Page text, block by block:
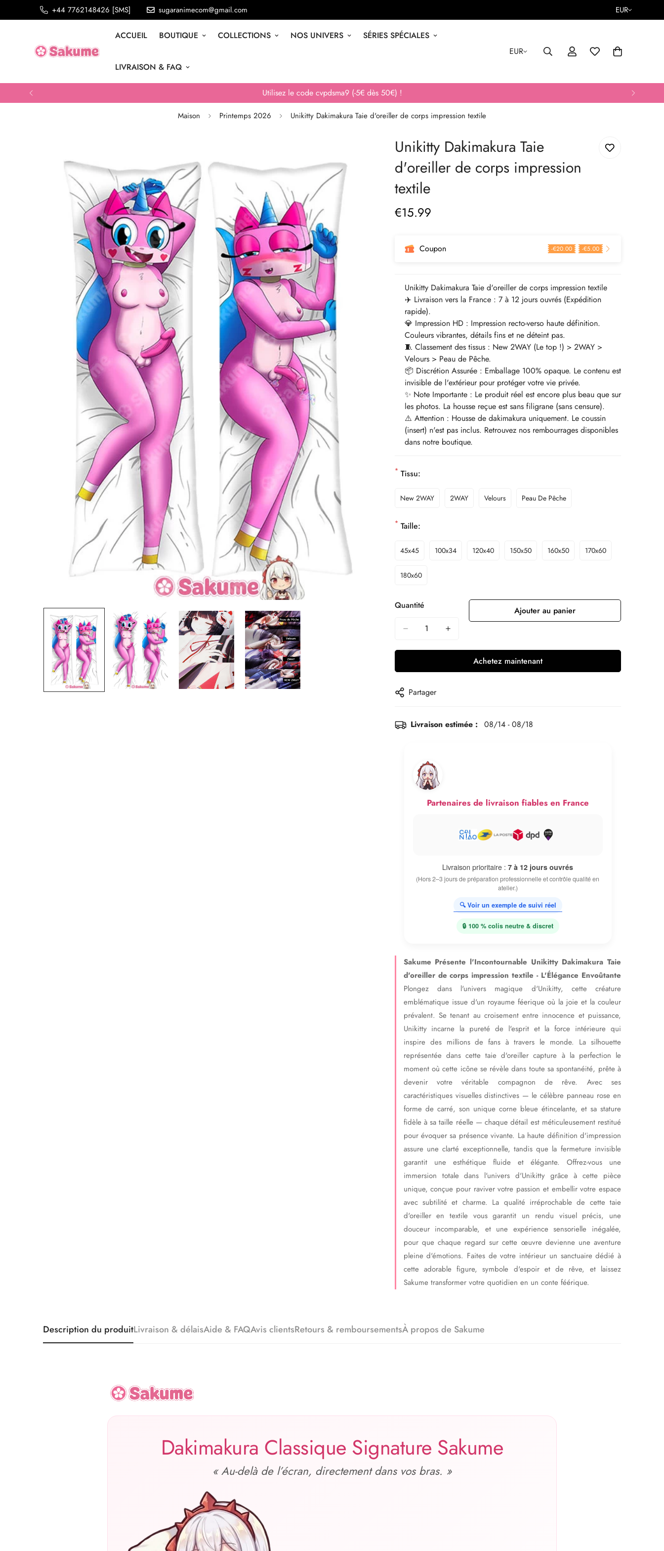
+44 7762148426 [SMS] sugaranimecom@gmail.com EUR
ACCUEIL BOUTIQUE COLLECTIONS NOS UNIVERS SÉRIES SPÉCIALES
LIVRAISON & FAQ
EUR
Utilisez le code cvpdsma9 (-5€ dès 50€) !
Maison Printemps 2026 Unikitty Dakimakura Taie d'oreiller de corps impression textile
Unikitty Dakimakura Taie
d'oreiller de corps impression
textile
Prix
€15.99
Coupon -€20.00 -€5.00
Unikitty Dakimakura Taie d'oreiller de corps impression textile
✈️ Livraison vers la France : 7 à 12 jours ouvrés (Expédition
rapide).
💎 Impression HD : Impression recto-verso haute définition.
Couleurs vibrantes, détails fins et ne déteint pas.
🧵 Classement des tissus : New 2WAY (Le top !) > 2WAY >
Velours > Peau de Pêche.
📦 Discrétion Assurée : Emballage 100% opaque. Le contenu est
invisible de l'extérieur pour protéger votre vie privée.
✨ Note Importante : Le produit réel est encore plus beau que sur
les photos. La housse reçue est sans filigrane (sans censure).
⚠️ Attention : Housse de dakimakura uniquement. Le coussin
(insert) n'est pas inclus. Retrouvez nos rembourrages disponibles
dans notre boutique.
* Tissu:
New 2WAY 2WAY Velours Peau De Pêche
* Taille:
45x45 100x34 120x40 150x50 160x50 170x60
180x60
Quantité Ajouter au panier
Achetez maintenant
Partager
Livraison estimée : 08/14 - 08/18
Partenaires de livraison fiables en France
Livraison prioritaire :7 à 12 jours ouvrés
(Hors 2–3 jours de préparation professionnelle et contrôle qualité en
atelier.)
🔍 Voir un exemple de suivi réel
🔒 100 % colis neutre & discret
Sakume Présente l'Incontournable Unikitty Dakimakura Taie
d'oreiller de corps impression textile - L'Élégance Envoûtante
Plongez dans l'univers magique d'Unikitty, cette créature
emblématique issue d'un royaume féerique où la joie et la couleur
prévalent. Se tenant au croisement entre innocence et puissance,
Unikitty incarne la pureté de l'esprit et la force intérieure qui
inspire des millions de fans à travers le monde. La silhouette
représentée dans cette taie d'oreiller capture à la perfection le
moment où cette icône se révèle dans toute sa spontanéité, prête à
devenir votre véritable compagnon de rêve. Avec ses
caractéristiques visuelles distinctives — le célèbre panneau rose en
forme de carré, son unique corne bleue étincelante, et sa stature
fidèle à sa taille réelle — chaque détail est méticuleusement restitué
pour évoquer sa présence vivante. La haute définition d'impression
assure une clarté exceptionnelle, tandis que la fermeture invisible
garantit une esthétique fluide et élégante. Offrez-vous une
immersion totale dans l'univers d'Unikitty grâce à cette pièce
unique, conçue pour raviver votre passion et embellir votre espace
avec subtilité et charme. La qualité irréprochable de cette taie
d'oreiller en textile vous garantit un rendu visuel précis, une
douceur incomparable, et une expérience sensorielle inégalée,
pour que chaque regard sur cette œuvre devienne une aventure
pleine d'émotions. Faites de votre intérieur un sanctuaire dédié à
cette adorable figure, symbole d'espoir et de rêve, et laissez
Sakume transformer votre quotidien en un conte féérique.
Description du produitLivraison & délaisAide & FAQAvis clientsRetours & remboursementsÀ propos de Sakume
Dakimakura Classique Signature Sakume
« Au‑delà de l’écran, directement dans vos bras. »